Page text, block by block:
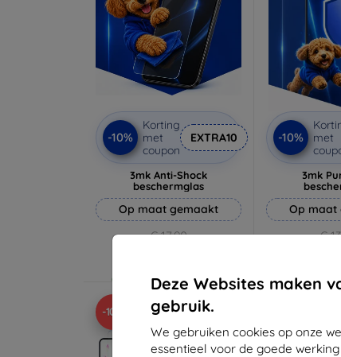
Deze Websites maken
gebruik.
We gebruiken cookies op onze
essentieel voor de goede
-10%
Korting
met
coupon
EXTRA10
3mk Anti-Shock
beschermglas
Op maat gemaakt
€ 17,90
Op voorraad: > 5 stuks
-10%
met
3mk
Op maat
€
Op
-10%